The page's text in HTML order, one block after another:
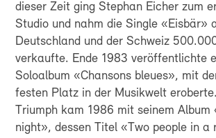
dieser Zeit ging Stephan Eicher zum
Studio und nahm die Single «Eisbär»
Deutschland und der Schweiz
verkaufte. Ende 1983 veröffentlichte
Soloalbum «Chansons bleues», mit
festen Platz in der Musikwelt
Triumph kam 1986 mit seinem Album
night», dessen Titel «Two people in a